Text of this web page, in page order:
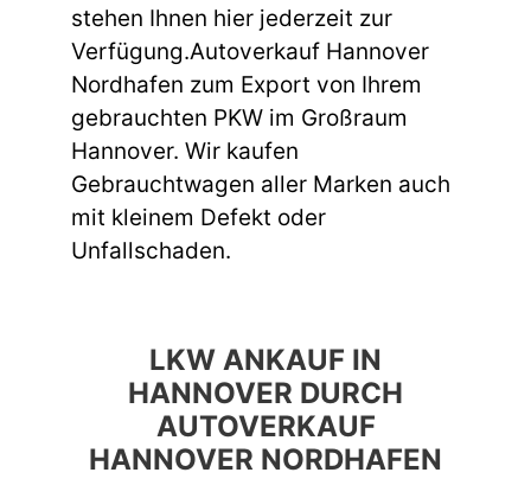
stehen Ihnen hier jederzeit zur
Verfügung.Autoverkauf Hannover
Nordhafen zum Export von Ihrem
gebrauchten PKW im Großraum
Hannover. Wir kaufen
Gebrauchtwagen aller Marken auch
mit kleinem Defekt oder
Unfallschaden.
LKW ANKAUF IN
HANNOVER DURCH
AUTOVERKAUF
HANNOVER NORDHAFEN